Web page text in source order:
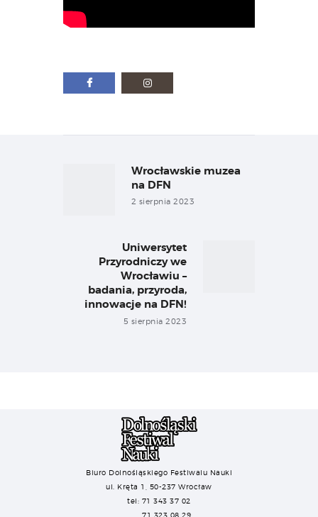
Previous
post:
Wrocławskie muzea
na DFN
2 sierpnia 2023
Uniwersytet
Przyrodniczy we
Wrocławiu –
badania, przyroda,
innowacje na DFN!
5 sierpnia 2023
Biuro Dolnośląskiego Festiwalu Nauki
ul. Kręta 1, 50-237 Wrocław
tel: 71 343 37 02
71 323 08 29